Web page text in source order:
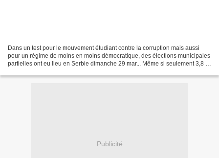
Dans un test pour le mouvement étudiant contre la corruption mais aussi
pour un régime de moins en moins démocratique, des élections municipales
partielles ont eu lieu en Serbie dimanche 29 mar... Même si seulement 3,8 %
Publicité